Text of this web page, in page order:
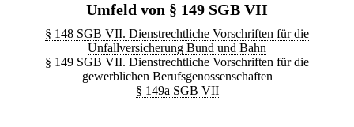
Umfeld von § 149 SGB VII
§ 148 SGB VII. Dienstrechtliche Vorschriften für die
Unfallversicherung Bund und Bahn
§ 149 SGB VII. Dienstrechtliche Vorschriften für die
gewerblichen Berufsgenossenschaften
§ 149a SGB VII